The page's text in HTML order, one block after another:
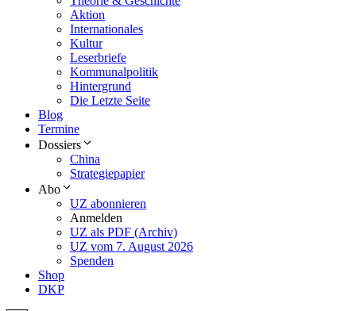
Aktion
Internationales
Kultur
Leserbriefe
Kommunalpolitik
Hintergrund
Die Letzte Seite
Blog
Termine
Dossiers
China
Strategiepapier
Abo
UZ abonnieren
Anmelden
UZ als PDF (Archiv)
UZ vom 7. August 2026
Spenden
Shop
DKP